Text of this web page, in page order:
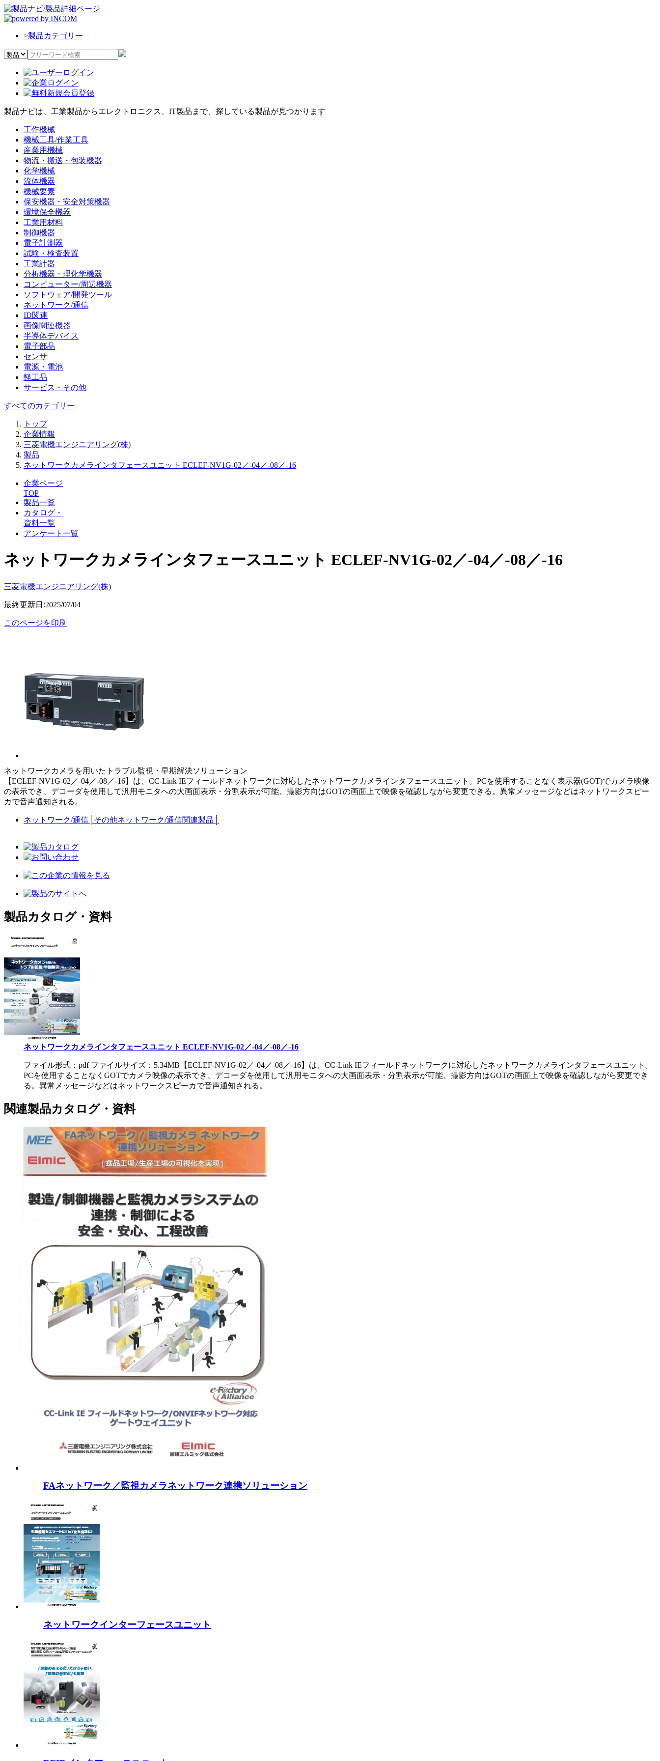
>製品カテゴリー
製品ナビは、工業製品からエレクトロニクス、IT製品まで、探している製品が見つかります
工作機械
機械工具/作業工具
産業用機械
物流・搬送・包装機器
化学機械
流体機器
機械要素
保安機器・安全対策機器
環境保全機器
工業用材料
制御機器
電子計測器
試験・検査装置
工業計器
分析機器・理化学機器
コンピューター/周辺機器
ソフトウェア/開発ツール
ネットワーク/通信
ID関連
画像関連機器
半導体デバイス
電子部品
センサ
電源・電池
軽工品
サービス・その他
すべてのカテゴリー
トップ
企業情報
三菱電機エンジニアリング(株)
製品
ネットワークカメラインタフェースユニット ECLEF-NV1G-02／-04／-08／-16
企業ページ
TOP
製品一覧
カタログ・
資料一覧
アンケート一覧
ネットワークカメラインタフェースユニット ECLEF-NV1G-02／-04／-08／-16
三菱電機エンジニアリング(株)
最終更新日:2025/07/04
このページを印刷
ネットワークカメラを用いたトラブル監視・早期解決ソリューション
【ECLEF-NV1G-02／-04／-08／-16】は、CC-Link IEフィールドネットワークに対応したネットワークカメラインタフェースユニット。PCを使用することなく表示器(GOT)でカメラ映像
の表示でき、デコーダを使用して汎用モニタへの大画面表示・分割表示が可能。撮影方向はGOTの画面上で映像を確認しながら変更できる。異常メッセージなどはネットワークスピー
カで音声通知される。
ネットワーク/通信 その他ネットワーク/通信関連製品
製品カタログ・資料
ネットワークカメラインタフェースユニット ECLEF-NV1G-02／-04／-08／-16
ファイル形式：pdf ファイルサイズ：5.34MB 【ECLEF-NV1G-02／-04／-08／-16】は、CC-Link IEフィールドネットワークに対応したネットワークカメラインタフェースユニット。
PCを使用することなくGOTでカメラ映像の表示でき、デコーダを使用して汎用モニタへの大画面表示・分割表示が可能。撮影方向はGOTの画面上で映像を確認しながら変更でき
る。異常メッセージなどはネットワークスピーカで音声通知される。
関連製品カタログ・資料
FAネットワーク／監視カメラネットワーク連携ソリューション
ネットワークインターフェースユニット